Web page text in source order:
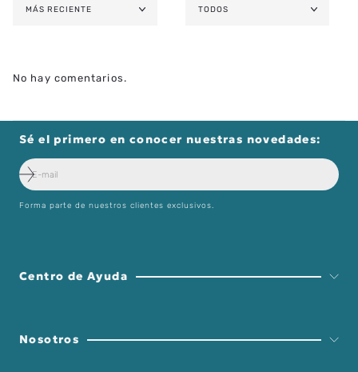
MÁS RECIENTE TODOS
No hay comentarios.
Sé el primero en conocer nuestras novedades:
Forma parte de nuestros clientes exclusivos.
Centro de Ayuda
Nosotros